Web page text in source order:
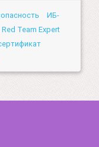
ИБ-
Red Team Expert